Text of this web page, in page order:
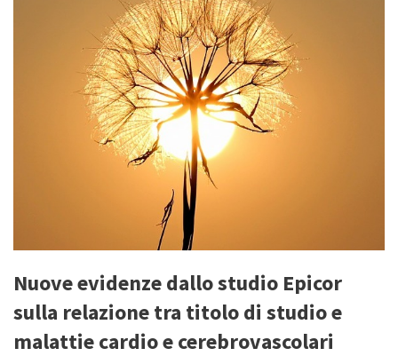
Nuove evidenze dallo studio Epicor
sulla relazione tra titolo di studio e
malattie cardio e cerebrovascolari